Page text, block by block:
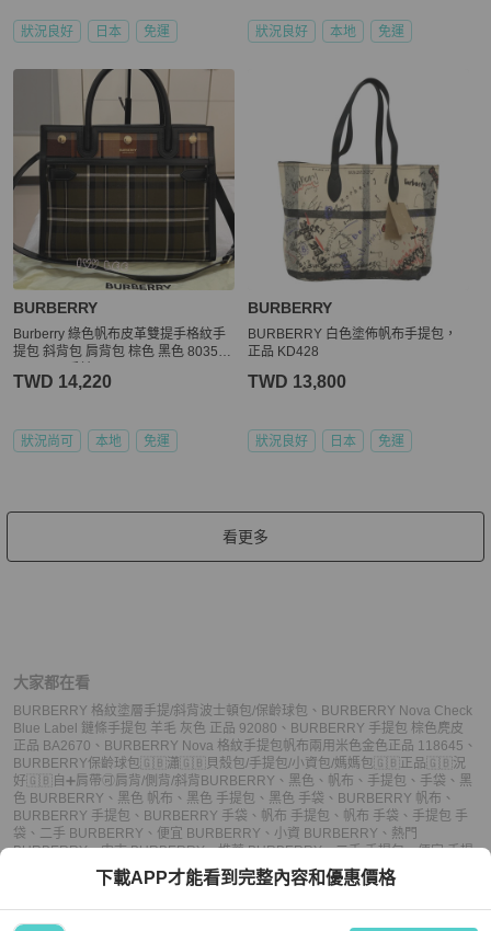
狀況良好 日本 免運 狀況良好 本地 免運
BURBERRY
Burberry 綠色帆布皮革雙提手格紋手
提包 斜背包 肩背包 棕色 黑色 803582
TWD 14,220
狀況尚可 本地 免運
BURBERRY
BURBERRY 白色塗佈帆布手提包，
正品 KD428
TWD 13,800
狀況良好 日本 免運
看更多
大家都在看
BURBERRY 格紋塗層手提/斜背波士頓包/保齡球包 、 BURBERRY Nova Check
Blue Label 鏈條手提包 羊毛 灰色 正品 92080 、 BURBERRY 手提包 棕色麂皮
正品 BA2670 、 BURBERRY Nova 格紋手提包帆布兩用米色金色正品 118645 、
BURBERRY保齡球包🇬🇧瀟🇬🇧貝殼包/手提包/小資包/媽媽包🇬🇧正品🇬🇧況
好🇬🇧自➕肩帶🉑️肩背/側背/斜背BURBERRY 、 黑色 、 帆布 、 手提包 、 手袋 、 黑
色 BURBERRY 、 黑色 帆布 、 黑色 手提包 、 黑色 手袋 、 BURBERRY 帆布 、
BURBERRY 手提包 、 BURBERRY 手袋 、 帆布 手提包 、 帆布 手袋 、 手提包 手
袋 、 二手 BURBERRY 、 便宜 BURBERRY 、 小資 BURBERRY 、 熱門
BURBERRY、中古 BURBERRY、推薦 BURBERRY、二手 手提包、便宜 手提
小資 手提包、熱門 手提包、中古 手提包 、 推薦 手提包、二手 手袋
小資 手袋 、熱門 手袋、中古 手袋、推薦 手袋
下載APP才能看到完整內容和優惠價格